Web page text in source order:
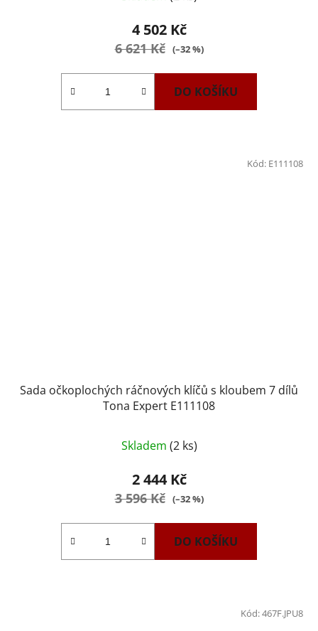
4 502 Kč
6 621 Kč (–32 %)
DO KOŠÍKU
Sada očkoplochých ráčnových klíčů s kloubem 7 dílů
Tona Expert E111108
Skladem (2 ks)
2 444 Kč
3 596 Kč (–32 %)
DO KOŠÍKU
Kód: E111108
Kód:467F.JPU8